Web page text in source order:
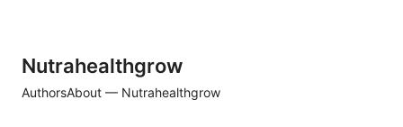
Nutrahealthgrow
AuthorsAbout — Nutrahealthgrow